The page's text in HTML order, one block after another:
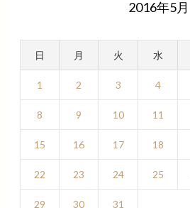
2016年5月
日 月 火 水
1 2 3 4
8 9 10 11
15 16 17 18
22 23 24 25
29 30
31